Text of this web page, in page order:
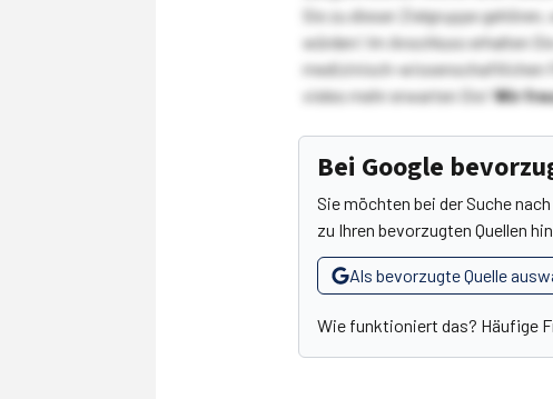
Sie zu dieser Zielgruppe
würden! Im Anschluss erhalten
medizinisch-wissenschaftlichen
vieles mehr erwarten Sie!Wir
Bei Google
Sie möchten bei der Suche
zu Ihren bevorzugten Quellen
Als bevorzugte Quelle
Wie funktioniert das? Häufige